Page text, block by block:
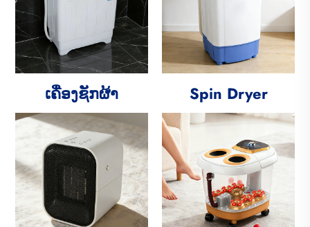
ເຄື່ອງຊັກຜ້າ Spin Dryer